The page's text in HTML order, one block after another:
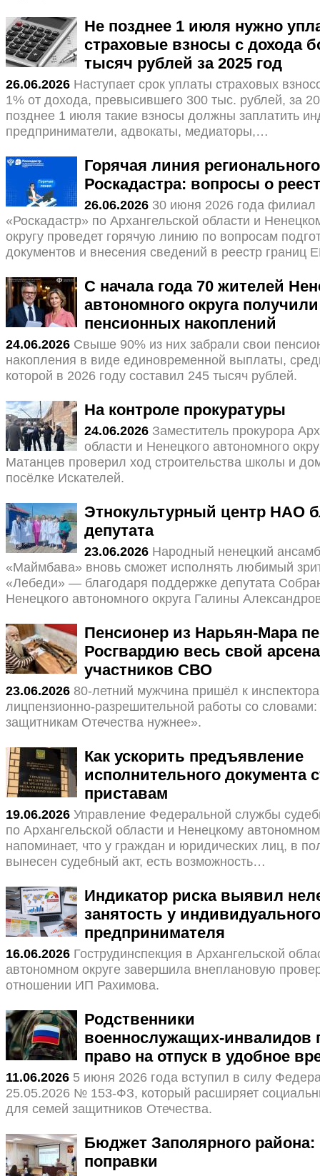
Не позднее 1 июля нужно
страховые взносы с дохода
тысяч рублей за 2025 год
26.06.2026 Наступает срок уплаты страховых
1% от дохода, превысившего 300 тыс. рублей, за
позднее 1 июля такие взносы должны заплатить
предприниматели, адвокаты, медиаторы,…
Горячая линия регионального
Роскадастра: вопросы о
26.06.2026 30 июня 2026 года
«Роскадастр» по Архангельской области и
округу проведет горячую линию по вопросам
документов и внесения сведений в реестр границ
С начала года 70 жителей
автономного округа
пенсионных накоплений
24.06.2026 Свыше 90% из них забрали свои
накопления в виде единовременной выплаты,
которой в 2026 году составил 245 тысяч рублей.
На контроле прокуратуры
24.06.2026 Заместитель прокурора
области и Ненецкого автономного
Матанцев проверил ход строительства школы и
посёлке Искателей.
Этнокультурный центр НАО
депутата
23.06.2026 Народный ненецкий
«Маймбава» вновь сможет исполнять любимый
«Лебеди» — благодаря поддержке депутата
Ненецкого автономного округа Галины
Пенсионер из Нарьян-Мара
Росгвардию весь свой
участников СВО
23.06.2026 80-летний мужчина пришёл к
лицпензионно-разрешительной работы со
защитникам Отечества нужнее».
Как ускорить предъявление
исполнительного документа
приставам
19.06.2026 Управление Федеральной службы
по Архангельской области и Ненецкому
напоминает, что у граждан и юридических лиц, в
вынесен судебный акт, есть возможность…
Индикатор риска выявил
занятость у индивидуального
предпринимателя
16.06.2026 Гострудинспекция в Архангельской
автономном округе завершила внеплановую
отношении ИП Рахимова.
Родственники
военнослужащих‑инвалидов
право на отпуск в удобное
11.06.2026 5 июня 2026 года вступил в силу
25.05.2026 № 153‑ФЗ, который расширяет
для семей защитников Отечества.
Бюджет Заполярного
поправки